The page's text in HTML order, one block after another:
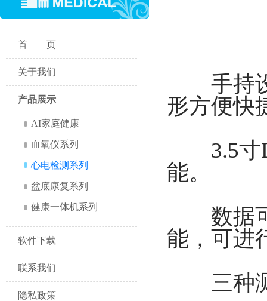
首页
关于我们
产品展示
AI家庭健康
血氧仪系列
心电检测系列
盆底康复系列
健康一体机系列
软件下载
联系我们
隐私政策
手持设
形方便快
3.5寸
能。
数据可
能，可进
三种测